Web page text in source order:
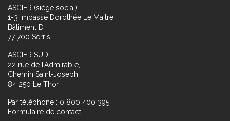
ASCIER (siège social)
1-3 impasse Dorothée Le Maitre
Bâtiment D
77 700 Serris
ASCIER SUD
22 rue de l’Admirable,
Chemin Saint-Joseph
84 250 Le Thor
Par téléphone : 0 800 400 395
Formulaire de contact